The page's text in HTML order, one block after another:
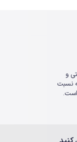
و
نسبت
است.